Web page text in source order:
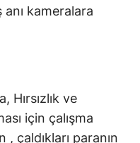
kameralara
Hırsızlık ve
için çalışma
çaldıkları paranın